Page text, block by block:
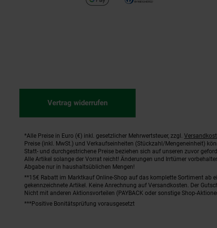
Vertrag widerrufen
Fußnoten
*Alle Preise in Euro (€) inkl. gesetzlicher Mehrwertsteuer, zzgl.
Preise (inkl. MwSt.) und Verkaufseinheiten (Stückzahl/Mengeneinheit)
Statt- und durchgestrichene Preise beziehen sich auf unseren zuvor
Alle Artikel solange der Vorrat reicht! Änderungen und Irrtümer
Abgabe nur in haushaltsüblichen Mengen!
**15€ Rabatt im Marktkauf Online-Shop auf das komplette Sortiment ab
gekennzeichnete Artikel. Keine Anrechnung auf Versandkosten. Der
Nicht mit anderen Aktionsvorteilen (PAYBACK oder sonstige Shop-
***Positive Bonitätsprüfung vorausgesetzt